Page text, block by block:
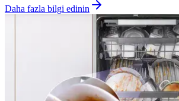
Daha fazla bilgi edinin